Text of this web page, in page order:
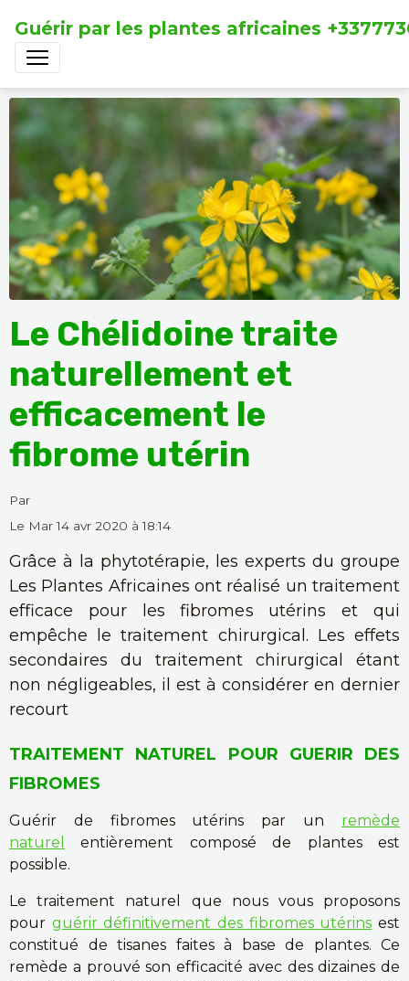
Guérir par les plantes africaines
Le Chélidoine traite
naturellement et
efficacement le
fibrome utérin
Par
Le Mar 14 avr 2020 à 18:14
Grâce à la phytotérapie, les experts du groupe
Les Plantes Africaines ont réalisé un traitement
efficace pour les fibromes utérins et qui
empêche le traitement chirurgical. Les effets
secondaires du traitement chirurgical étant
non négligeables, il est à considérer en dernier
recourt
TRAITEMENT NATUREL POUR GUERIR DES
FIBROMES
Guérir de fibromes utérins par un remède
naturel
entièrement composé de plantes est
possible.
Le traitement naturel que nous vous proposons
pour guérir définitivement des fibromes utérins est
constitué de tisanes faites à base de plantes. Ce
remède a prouvé son efficacité avec des dizaines de